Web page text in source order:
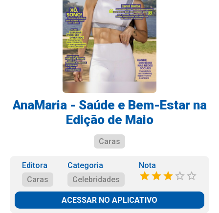
AnaMaria - Saúde e Bem-Estar na
Edição de Maio
Caras
Editora
Caras
Categoria
Celebridades
Nota
ACESSAR NO APLICATIVO